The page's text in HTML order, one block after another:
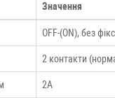
Значення
OFF-(ON), без
2 контакти
2А